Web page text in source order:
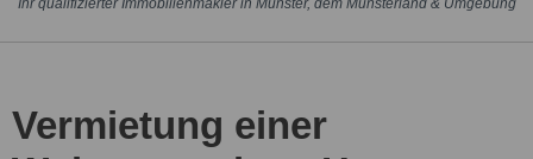
Ihr qualifizierter Immobilienmakler in Münster, dem Münsterland & Umgebung
Vermietung einer